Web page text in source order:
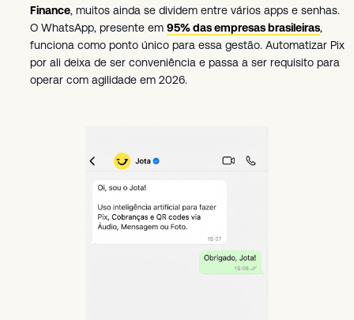
Finance, muitos ainda se dividem entre vários apps e senhas.
O WhatsApp, presente em 95% das empresas brasileiras,
funciona como ponto único para essa gestão. Automatizar Pix
por ali deixa de ser conveniência e passa a ser requisito para
operar com agilidade em 2026.